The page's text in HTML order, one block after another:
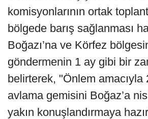
komisyonlarının ortak
bölgede barış sağlanması
Boğazı’na ve Körfez
göndermenin 1 ay gibi bir
belirterek, "Önlem amacıyla
avlama gemisini Boğaz’a
yakın konuşlandırmaya